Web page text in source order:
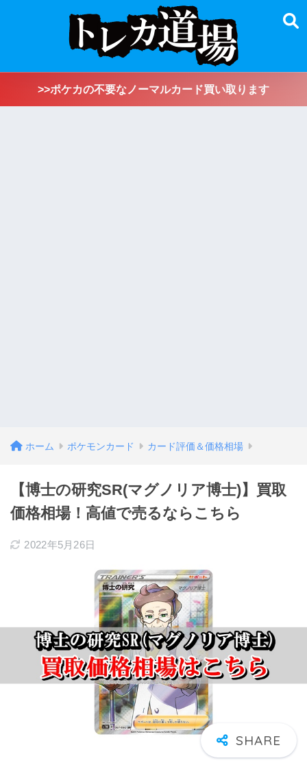
>>ポケカの不要なノーマルカード買い取ります
ホーム ポケモンカード カード評価＆価格相場
【博士の研究SR(マグノリア博士)】買取
価格相場！高値で売るならこちら
2022年5月26日